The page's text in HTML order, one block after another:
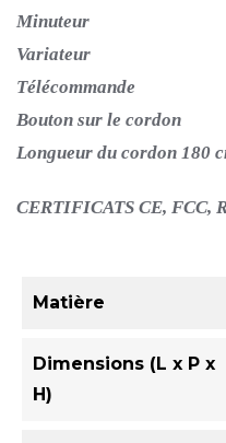
Minuteur
Variateur
Télécommande
Bouton sur le cordon
Longueur du cordon 180
CERTIFICATS CE, FCC,
Matière
Dimensions (L x P x
H)